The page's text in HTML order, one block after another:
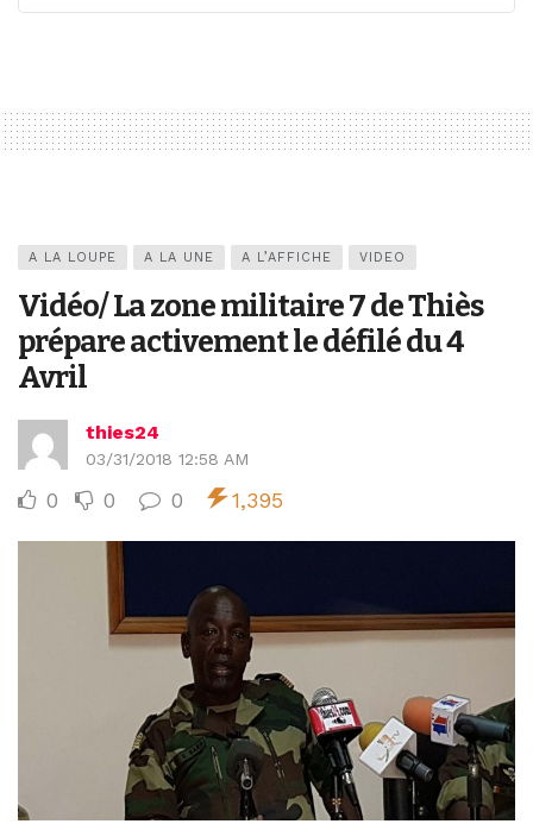
A LA LOUPE A LA UNE A L’AFFICHE VIDEO
Vidéo/ La zone militaire 7 de Thiès
prépare activement le défilé du 4
Avril
thies24
03/31/2018 12:58 AM
0 0 0 1,395